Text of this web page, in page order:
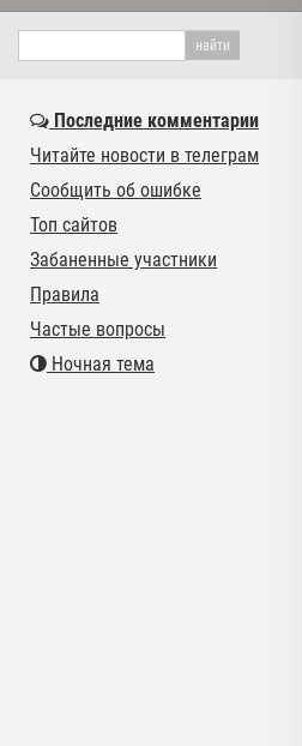
Последние комментарии
Читайте новости в телеграм
Сообщить об ошибке
Топ сайтов
Забаненные участники
Правила
Частые вопросы
Ночная тема